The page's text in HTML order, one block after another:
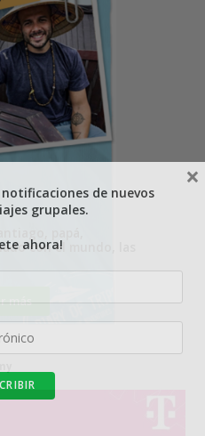
con el mundo, las
más
de nuevos
grupales.
ahora!
×